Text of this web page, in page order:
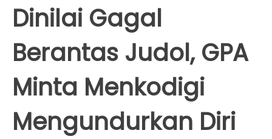
Dinilai Gagal
Berantas Judol, GPA
Minta Menkodigi
Mengundurkan Diri